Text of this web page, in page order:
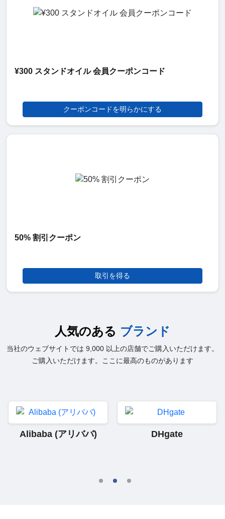
¥300 スタンドオイル 会員クーポンコード
クーポンコードを明らかにする
50% 割引クーポン
取引を得る
人気のある ブランド
当社のウェブサイトでは 9,000 以上の店舗でご購入いただけます。
ご購入いただけます。ここに最高のものがあります
Alibaba (アリババ) DHgate